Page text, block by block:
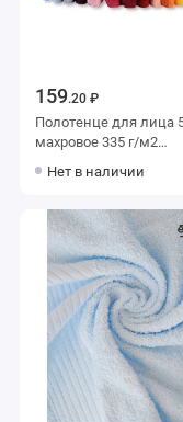
159.20 ₽
Полотенце для лица 50х85
махровое 335 г/м2
Нет в наличии